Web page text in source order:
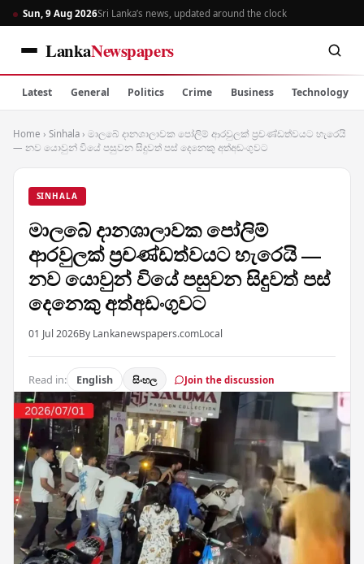
Sun, 9 Aug 2026Sri Lanka’s news, updated around the clock
LankaNewspapers
Latest General Politics Crime Business Technology
Home › Sinhala › මාලබේ දානශාලාවක පෝලිම් ආරවුලක් ප්‍රචණ්ඩත්වයට හැරෙයි
— නව යොවුන් වියේ පසුවන සිදුවත් පස් දෙනෙකු අත්අඩංගුවට
SINHALA
මාලබේ දානශාලාවක පෝලිම්
ආරවුලක් ප්‍රචණ්ඩත්වයට හැරෙයි —
නව යොවුන් වියේ පසුවන සිදුවත් පස්
දෙනෙකු අත්අඩංගුවට
01 Jul 2026By Lankanewspapers.comLocal
Read in: English සිංහල Join the discussion